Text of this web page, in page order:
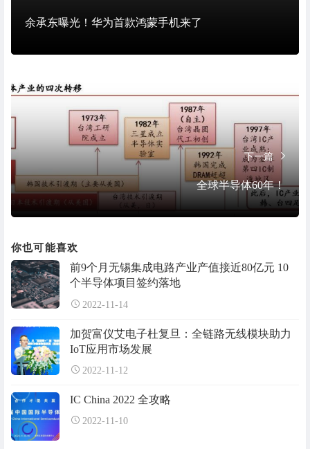
余承东曝光！华为首款鸿蒙手机来了
下一篇
全球半导体60年！
你也可能喜欢
前9个月无锡集成电路产业产值接近80亿元 10
个半导体项目签约落地
2022-11-14
加贺富仪艾电子杜复旦：全链路无线模块助力
IoT应用市场发展
2022-11-12
IC China 2022 全攻略
2022-11-10